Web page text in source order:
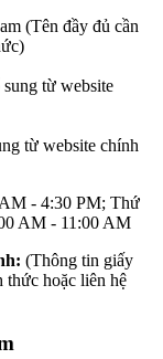
(Tên đầy đủ cần
từ website
từ website chính
- 4:30 PM; Thứ
AM - 11:00 AM
(Thông tin giấy
thức hoặc liên hệ